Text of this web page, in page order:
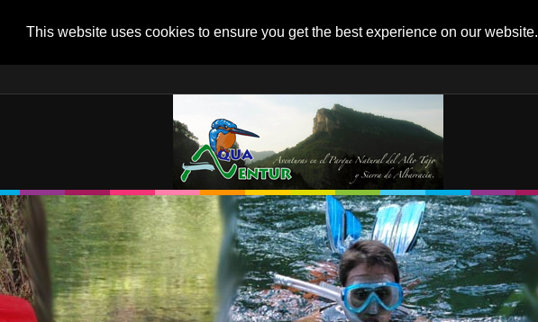
This website uses cookies to ensure you get the best experience on our website.